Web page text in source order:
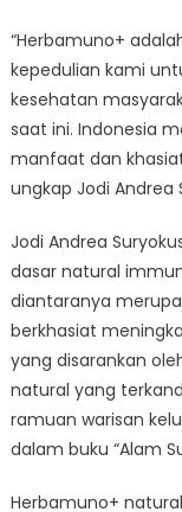
“Herbamuno+
kepedulian kami
kesehatan
saat ini. Indonesia
manfaat dan
ungkap Jodi Andrea
Jodi Andrea
dasar natural
diantaranya
berkhasiat
yang disarankan
natural yang
ramuan warisan
dalam buku “Alam
Herbamuno+